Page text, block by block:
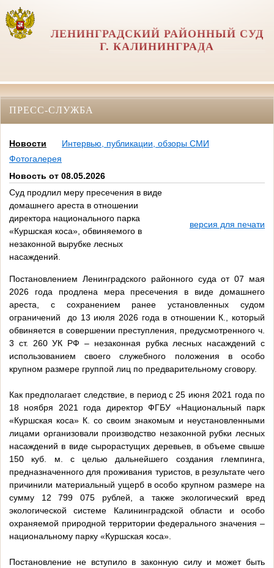
ЛЕНИНГРАДСКИЙ РАЙОННЫЙ СУД
Г. КАЛИНИНГРАДА
ПРЕСС-СЛУЖБА
Новости
Интервью, публикации, обзоры СМИ
Фотогалерея
Новость от 08.05.2026
Суд продлил меру пресечения в виде
домашнего ареста в отношении
директора национального парка
«Куршская коса», обвиняемого в
незаконной вырубке лесных
насаждений.
версия для печати
Постановлением Ленинградского районного суда от 07 мая
2026 года продлена мера пресечения в виде домашнего
ареста, с сохранением ранее установленных судом
ограничений до 13 июля 2026 года в отношении К., который
обвиняется в совершении преступления, предусмотренного ч.
3 ст. 260 УК РФ – незаконная рубка лесных насаждений с
использованием своего служебного положения в особо
крупном размере группой лиц по предварительному сговору.
Как предполагает следствие, в период с 25 июня 2021 года по
18 ноября 2021 года директор ФГБУ «Национальный парк
«Куршская коса» К. со своим знакомым и неустановленными
лицами организовали производство незаконной рубки лесных
насаждений в виде сырорастущих деревьев, в объеме свыше
150 куб. м. с целью дальнейшего создания глемпинга,
предназначенного для проживания туристов, в результате чего
причинили материальный ущерб в особо крупном размере на
сумму 12 799 075 рублей, а также экологический вред
экологической системе Калининградской области и особо
охраняемой природной территории федерального значения –
национальному парку «Куршская коса».
Постановление не вступило в законную силу и может быть